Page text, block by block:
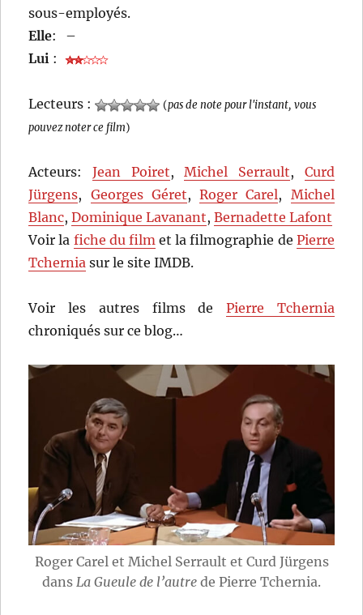
sous-employés.
Elle:
–
Lui :
Lecteurs : (pas de note pour l'instant, vous
pouvez noter ce film)
Acteurs: Jean Poiret,Michel Serrault, Curd
Jürgens, Georges Géret,Roger Carel, Michel
Blanc,Dominique Lavanant,Bernadette Lafont
Voir la fiche du filmet la filmographie de Pierre
Tchernia sur le site IMDB.
Voir les autres films de Pierre Tchernia
chroniqués sur ce blog…
Roger Carel et Michel Serrault et Curd Jürgens
dans La Gueule de l’autre de Pierre Tchernia.